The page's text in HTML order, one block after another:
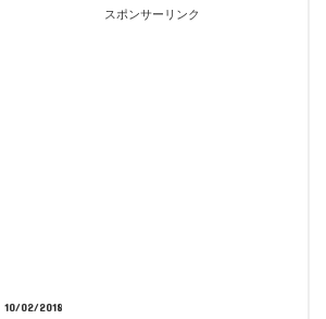
スポンサーリンク
10/02/2018